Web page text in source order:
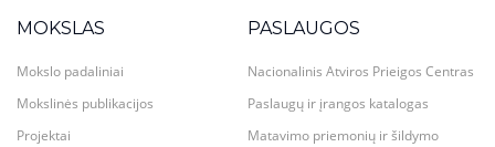
MOKSLAS
Mokslo padaliniai
Mokslinės publikacijos
Projektai
PASLAUGOS
Nacionalinis Atviros Prieigos Centras
Paslaugų ir įrangos katalogas
Matavimo priemonių ir šildymo